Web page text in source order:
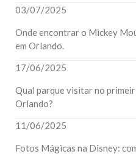
03/07/2025
Onde encontrar o Mickey
em Orlando.
17/06/2025
Qual parque visitar no
Orlando?
11/06/2025
Fotos Mágicas na Disney: